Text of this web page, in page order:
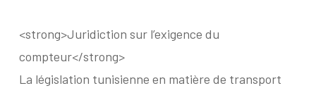
<strong>Juridiction sur l’exigence du
compteur</strong>
La législation tunisienne en matière de transport